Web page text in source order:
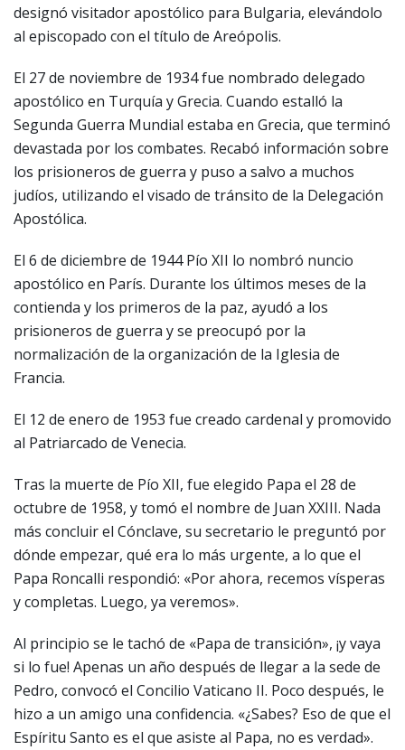
designó visitador apostólico para Bulgaria, elevándolo
al episcopado con el título de Areópolis.
El 27 de noviembre de 1934 fue nombrado delegado
apostólico en Turquía y Grecia. Cuando estalló la
Segunda Guerra Mundial estaba en Grecia, que terminó
devastada por los combates. Recabó información sobre
los prisioneros de guerra y puso a salvo a muchos
judíos, utilizando el visado de tránsito de la Delegación
Apostólica.
El 6 de diciembre de 1944 Pío XII lo nombró nuncio
apostólico en París. Durante los últimos meses de la
contienda y los primeros de la paz, ayudó a los
prisioneros de guerra y se preocupó por la
normalización de la organización de la Iglesia de
Francia.
El 12 de enero de 1953 fue creado cardenal y promovido
al Patriarcado de Venecia.
Tras la muerte de Pío XII, fue elegido Papa el 28 de
octubre de 1958, y tomó el nombre de Juan XXIII. Nada
más concluir el Cónclave, su secretario le preguntó por
dónde empezar, qué era lo más urgente, a lo que el
Papa Roncalli respondió: «Por ahora, recemos vísperas
y completas. Luego, ya veremos».
Al principio se le tachó de «Papa de transición», ¡y vaya
si lo fue! Apenas un año después de llegar a la sede de
Pedro, convocó el Concilio Vaticano II. Poco después, le
hizo a un amigo una confidencia. «¿Sabes? Eso de que el
Espíritu Santo es el que asiste al Papa, no es verdad».